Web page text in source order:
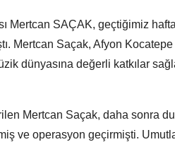
Mertcan SAÇAK, geçtiğimiz
Mertcan Saçak, Afyon
dünyasına değerli katkılar
Mertcan Saçak, daha sonra
ve operasyon geçirmişti.